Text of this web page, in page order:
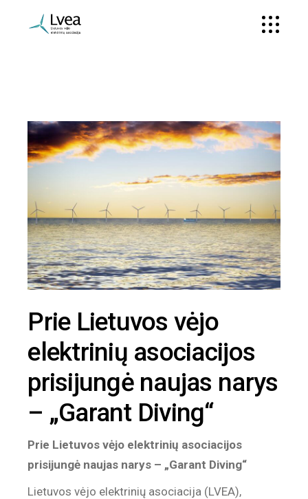
Prie Lietuvos vėjo
elektrinių asociacijos
prisijungė naujas narys
– „Garant Diving“
Prie Lietuvos vėjo elektrinių asociacijos
prisijungė naujas narys – „Garant Diving“
Lietuvos vėjo elektrinių asociacija (LVEA),